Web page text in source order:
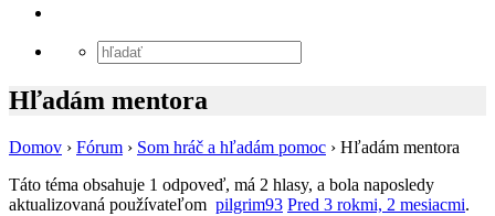
Hľadám mentora
Domov › Fórum › Som hráč a hľadám pomoc › Hľadám mentora
Táto téma obsahuje 1 odpoveď, má 2 hlasy, a bola naposledy
aktualizovaná používateľom pilgrim93 Pred 3 rokmi, 2 mesiacmi.